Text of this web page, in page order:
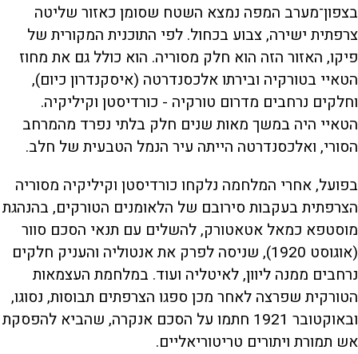
בצפון־מערב המפה נמצא השטח שסומן כאזור שליטה
צרפתית ישירה, צבוע בכחול. לפי התוכנית המקורית של
פיקו, האזור הזה הוא חלק מסוריה. הוא כולל גם את מחוז
הטאיי בטורקיה ובירתו אלכסנדרטה (איסקנדרון כיום),
וחלקים נרחבים מדרום טורקיה - כורדיסטן וקיליקיה.
הטאיי היה במשך מאות שנים חלק בלתי נפרד מהמרחב
הסורי, ואלכסנדרטה הייתה עיר הנמל הטבעית של חלב.
בפועל, אחרי המלחמה נלקחו כורדיסטן וקיליקיה מסוריה
הצרפתית בעקבות סירובם של הלאומנים הטורקים, בהנהגת
מוסטפא כמאל אטאטורק, להשלים עם תנאי הסכם סוור
(אוגוסט 1920), שניסה לפרק את אנטוליה והעניק חלקים
נרחבים ממנה ליוון, לאיטליה ועוד. במלחמת העצמאות
הטורקית שפרצה לאחר מכן ספגו הצרפתים תבוסות, נסוגו,
ובאוקטובר 1921 חתמו על הסכם אנקרה, שהביא להפסקת
אש תמורת ויתורים טריטוריאליים.